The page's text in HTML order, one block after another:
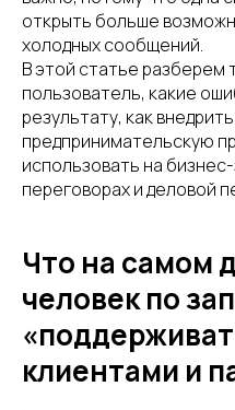
открыть больше
холодных сообщений.
В этой статье разберем
пользователь, какие
результату, как
предпринимательскую
использовать на
переговорах и деловой
Что на самом
человек по
клиентами и